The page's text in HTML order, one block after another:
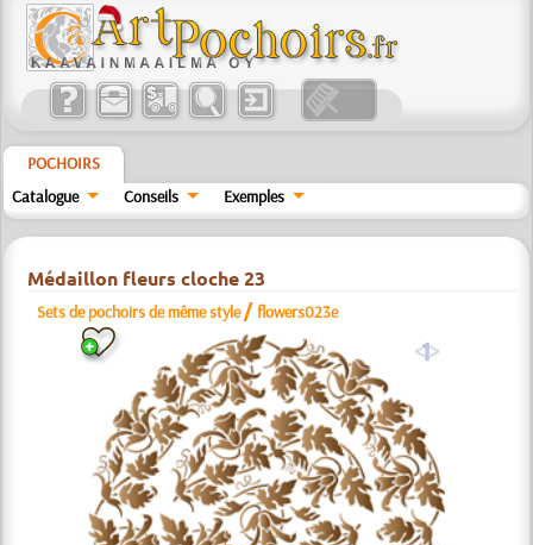
POCHOIRS
Catalogue
Conseils Exemples
Médaillon fleurs cloche 23
Sets de pochoirs de même style /flowers023e
a